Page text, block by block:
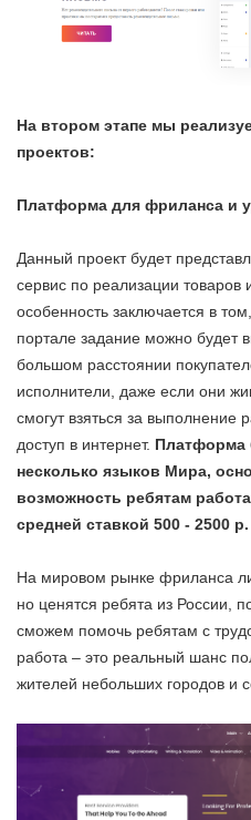
На втором этапе мы
проектов:
Платформа для фриланса и
Данный проект будет
сервис по реализации товаров
особенность заключается в
портале задание можно будет
большом расстоянии
исполнители, даже если они
смогут взяться за выполнение
доступ в интернет. Платформа
несколько языков Мира,
возможность ребятам
средней ставкой 500 - 2500
На мировом рынке фриланса
но ценятся ребята из России,
сможем помочь ребятам с
работа – это реальный шанс
жителей небольших городов и